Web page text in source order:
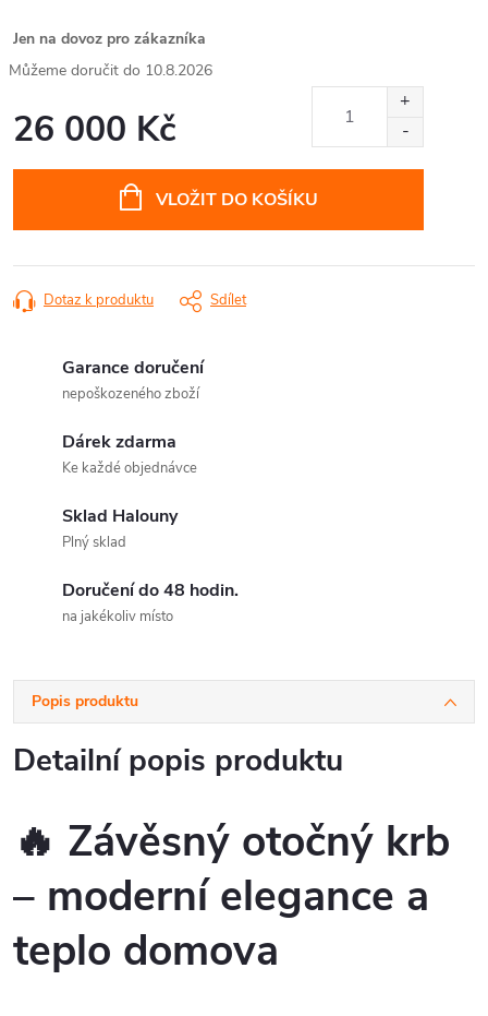
Jen na dovoz pro zákazníka
10.8.2026
26 000 Kč
VLOŽIT DO KOŠÍKU
Dotaz k produktu Sdílet
Garance doručení
nepoškozeného zboží
Dárek zdarma
Ke každé objednávce
Sklad Halouny
Plný sklad
Doručení do 48 hodin.
na jakékoliv místo
Popis produktu
Detailní popis produktu
🔥 Závěsný otočný krb
– moderní elegance a
teplo domova